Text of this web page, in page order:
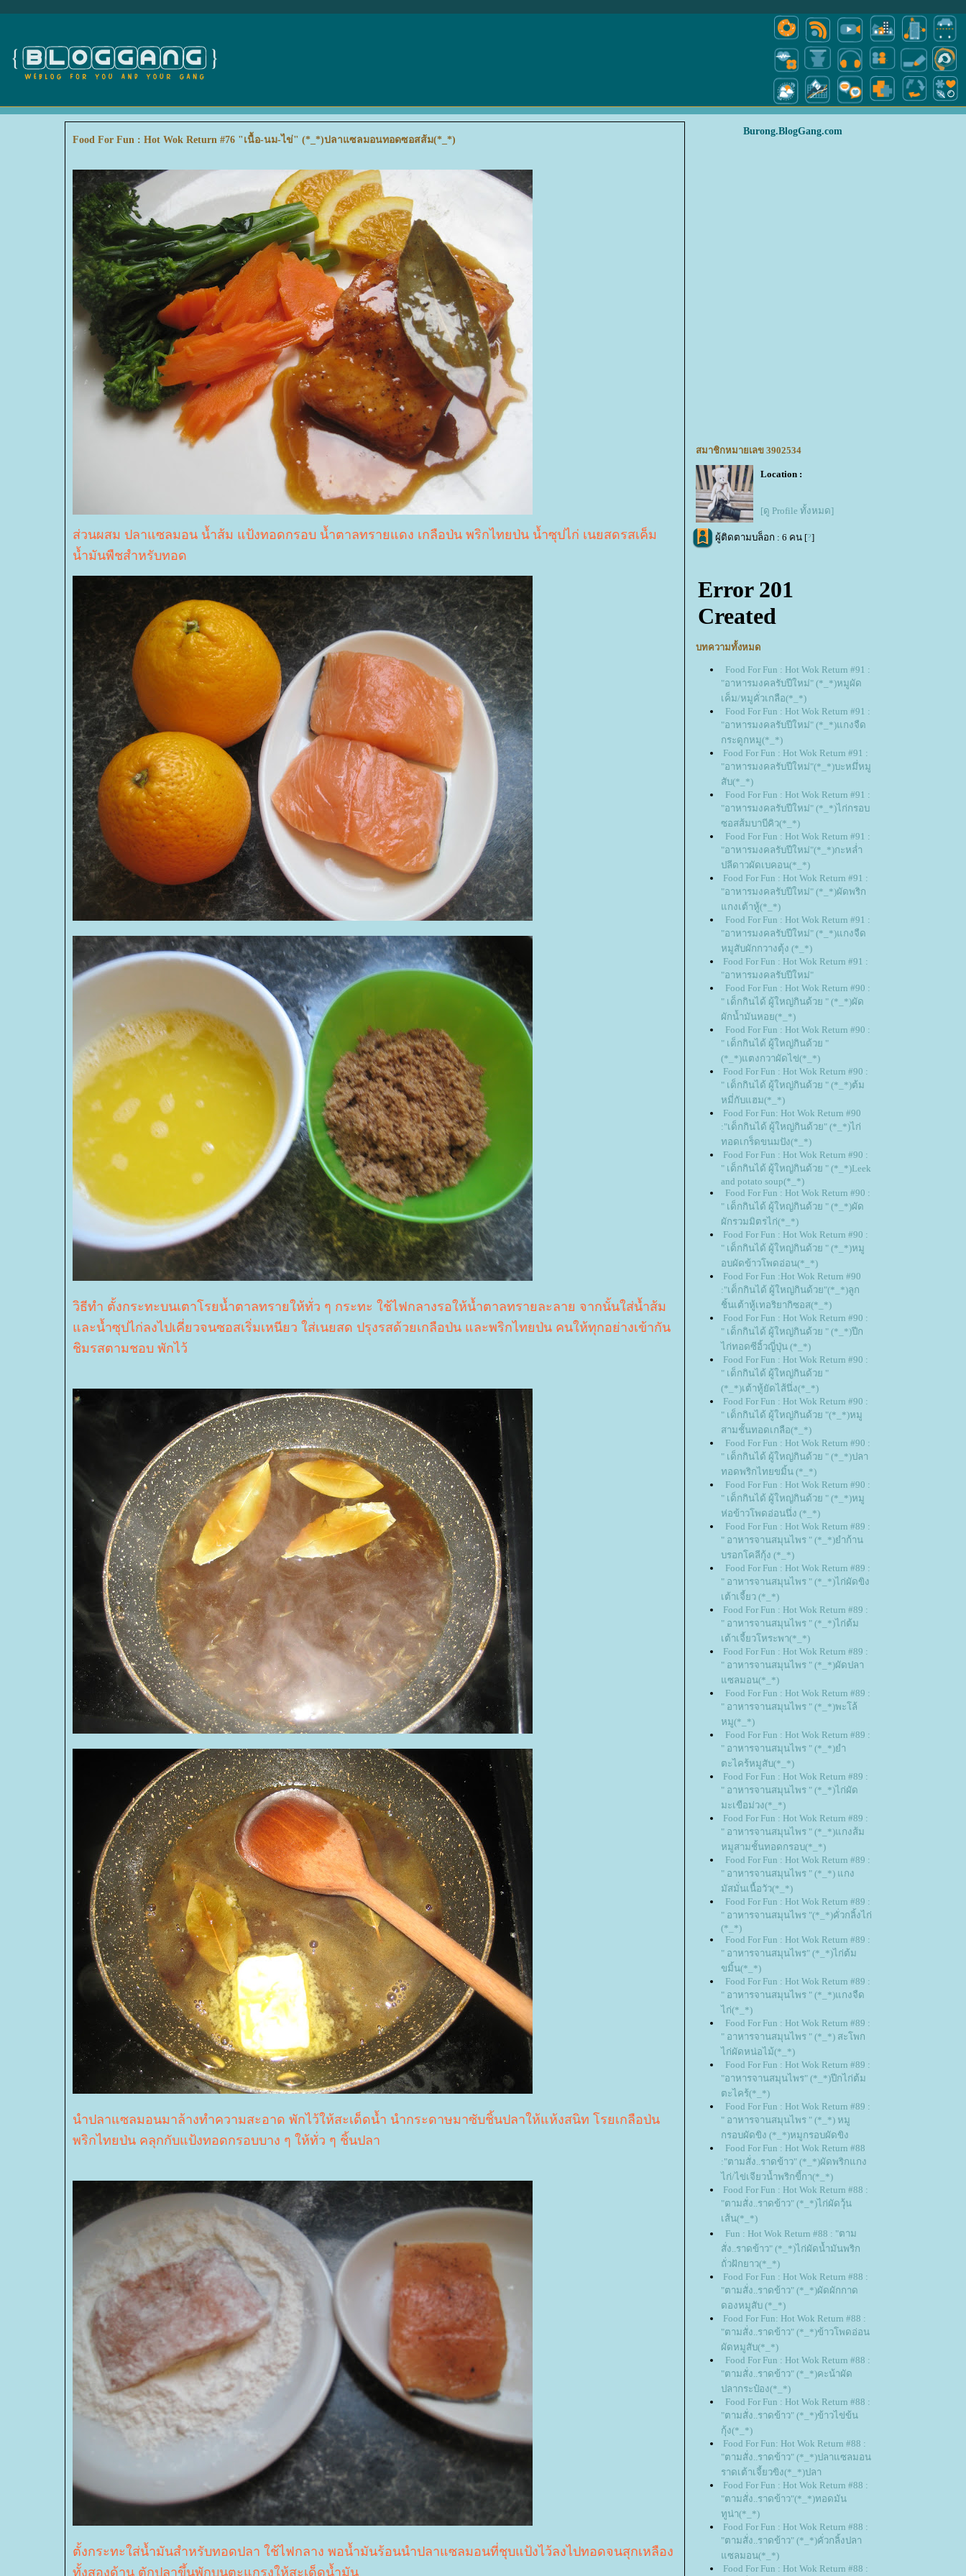
Food For Fun : Hot Wok Return #76 "เนื้อ-นม-ไข่" (*_*)ปลา​​แซลมอนทอดซอสส้ม(*_*)
ส่วนผสม ปลาแซลมอน น้ำส้ม แป้งทอดกรอบ น้ำตาลทรายแดง เกลือป่น พริกไทยป่น น้ำซุปไก่ เนยสดรสเค็ม
น้ำมันพืชสำหรับทอด
วิธีทำ ตั้งกระทะบนเตาโรยน้ำตาลทรายให้ทั่ว ๆ กระทะ ใช้ไฟกลางรอให้น้ำตาลทรายละลาย จากนั้นใส่น้ำส้ม
ละน้ำซุปไก่ลงไปเคี่ยวจนซอสเริ่มเหนียว ใส่เนยสด ปรุงรสด้วยเกลือป่น และพริกไทยป่น คนให้ทุกอย่างเข้ากัน
ชิมรสตามชอบ พักไว้
นำปลาแซลมอนมาล้างทำความสะอาด พักไว้ให้สะเด็ดน้ำ นำกระดาษมาซับชิ้นปลาให้แห้งสนิท โรยเกลือป่น
พริกไทยป่น คลุกกับแป้งทอดกรอบบาง ๆ ให้ทั่ว ๆ ชิ้นปลา
ตั้งกระทะใส่น้ำมันสำหรับทอดปลา ใช้ไฟกลาง พอน้ำมันร้อนนำปลาแซลมอนที่ชุบแป้งไว้ลงไปทอดจนสุกเหลือง
ทั้งสองด้าน ตักปลาขึ้นพักบนตะแกรงให้สะเด็ดน้ำมัน
Burong.BlogGang.com
สมาชิกหมายเลข 3902534
Location :
[ดู Profile ทั้งหมด]
ผู้ติดตามบล็อก : 6 คน [?]
บทความทั้งหมด
Food For Fun : Hot Wok Return #91 :
"อาหารมงคลรับปีใหม่" (*_*)หมูผัด
เค็ม/หมูคั่วเกลือ(*_*)
Food For Fun : Hot Wok Return #91 :
"อาหารมงคลรับปีใหม่" (*_*)แกงจืด
กระดูกหมู(*_*)
Food For Fun : Hot Wok Return #91 :
"อาหารมงคลรับปีใหม่"(*_*)บะหมึ่หมู
สับ(*_*)
Food For Fun : Hot Wok Return #91 :
"อาหารมงคลรับปีใหม่" (*_*)ไก่กรอบ
ซอสส้มบาบีคิว(*_*)
Food For Fun : Hot Wok Return #91 :
"อาหารมงคลรับปีใหม่"(*_*)กะหล่ำ
ปลีดาวผัดเบคอน(*_*)
Food For Fun : Hot Wok Return #91 :
"อาหารมงคลรับปีใหม่" (*_*)ผัดพริก
กงเต้าหู้(*_*)
Food For Fun : Hot Wok Return #91 :
"อาหารมงคลรับปีใหม่" (*_*)แกงจืด
หมูสับผักกวางตุ้ง (*_*)
Food For Fun : Hot Wok Return #91 :
"อาหารมงคลรับปีใหม่"
Food For Fun : Hot Wok Return #90 :
" เด็กกินได้ ผู้ใหญ่กินด้วย " (*_*)ผัด
ผักน้ำมันหอย(*_*)
Food For Fun : Hot Wok Return #90 :
" เด็กกินได้ ผู้ใหญ่กินด้วย "
(*_*)แตงกวาผัดไข่(*_*)
Food For Fun : Hot Wok Return #90 :
" เด็กกินได้ ผู้ใหญ่กินด้วย " (*_*)ต้ม
หมี่กับแฮม(*_*)
Food For Fun: Hot Wok Return #90
:"เด็กกินได้ ผู้ใหญ่กินด้วย" (*_*)ไก่
ทอดเกร็ดขนมปัง(*_*)
Food For Fun : Hot Wok Return #90 :
" เด็กกินได้ ผู้ใหญ่กินด้วย " (*_*)Leek
and potato soup(*_*)
Food For Fun : Hot Wok Return #90 :
" เด็กกินได้ ผู้ใหญ่กินด้วย " (*_*)ผัด
ผักรวมมิตรไก่(*_*)
Food For Fun : Hot Wok Return #90 :
" เด็กกินได้ ผู้ใหญ่กินด้วย " (*_*)หมู
อบผัดข้าวโพดอ่อน(*_*)
Food For Fun :Hot Wok Return #90
:"เด็กกินได้ ผู้ใหญ่กินด้วย"(*_*)ลูก
ชิ้นเต้าหู้เทอริยากิซอส(*_*)
Food For Fun : Hot Wok Return #90 :
" เด็กกินได้ ผู้ใหญ่กินด้วย " (*_*)ปีก
ไก่ทอดซีอิ้วญี่ปุ่น (*_*)
Food For Fun : Hot Wok Return #90 :
" เด็กกินได้ ผู้ใหญ่กินด้วย "
(*_*)เต้าหู้ยัดไส้นึ่ง(*_*)
Food For Fun : Hot Wok Return #90 :
" เด็กกินได้ ผู้ใหญ่กินด้วย "(*_*)หมู
สามชั้นทอดเกลือ(*_*)
Food For Fun : Hot Wok Return #90 :
" เด็กกินได้ ผู้ใหญ่กินด้วย " (*_*)ปลา
ทอดพริกไทยขมิ้น (*_*)
Food For Fun : Hot Wok Return #90 :
" เด็กกินได้ ผู้ใหญ่กินด้วย " (*_*)หมู
ห่อข้าวโพดอ่อนนึ่ง (*_*)
Food For Fun : Hot Wok Return #89 :
" อาหารจานสมุนไพร " (*_*)ยำก้าน
บรอกโคลีกุ้ง (*_*)
Food For Fun : Hot Wok Return #89 :
" อาหารจานสมุนไพร " (*_*)ไก่ผัดขิง
เต้าเจี้ยว (*_*)
Food For Fun : Hot Wok Return #89 :
" อาหารจานสมุนไพร " (*_*)ไก่ต้ม
เต้าเจี้ยวโหระพา(*_*)
Food For Fun : Hot Wok Return #89 :
" อาหารจานสมุนไพร " (*_*)ผัดปลา
ซลมอน(*_*)
Food For Fun : Hot Wok Return #89 :
" อาหารจานสมุนไพร " (*_*)พะโล้
หมู(*_*)
Food For Fun : Hot Wok Return #89 :
" อาหารจานสมุนไพร " (*_*)ยำ
ตะไคร้หมูสับ(*_*)
Food For Fun : Hot Wok Return #89 :
" อาหารจานสมุนไพร " (*_*)ไก่ผัด
มะเขือม่วง(*_*)
Food For Fun : Hot Wok Return #89 :
" อาหารจานสมุนไพร " (*_*)แกงส้ม
หมูสามชั้นทอดกรอบ(*_*)
Food For Fun : Hot Wok Return #89 :
" อาหารจานสมุนไพร " (*_*) แกง
มัสมั่นเนื้อวัว(*_*)
Food For Fun : Hot Wok Return #89 :
" อาหารจานสมุนไพร "(*_*)คั่วกลิ้งไก่
(*_*)
Food For Fun : Hot Wok Return #89 :
" อาหารจานสมุนไพร" (*_*)ไก่ต้ม
ขมิ้น(*_*)
Food For Fun : Hot Wok Return #89 :
" อาหารจานสมุนไพร " (*_*)แกงจืด
ไก่(*_*)
Food For Fun : Hot Wok Return #89 :
" อาหารจานสมุนไพร " (*_*) สะโพก
ไก่ผัดหน่อไม้(*_*)
Food For Fun : Hot Wok Return #89 :
"อาหารจานสมุนไพร" (*_*)ปีกไก่ต้ม
ตะไคร้(*_*)
Food For Fun : Hot Wok Return #89 :
" อาหารจานสมุนไพร " (*_*) หมู
กรอบผัดขิง (*_*)หมูกรอบผัดขิง
Food For Fun : Hot Wok Return #88
:"ตามสั่ง..ราดข้าว" (*_*)ผัดพริกแกง
ไก่/ไข่เจียวน้ำพริกขี้กา(*_*)
Food For Fun : Hot Wok Return #88 :
"ตามสั่ง..ราดข้าว" (*_*)ไก่ผัดวุ้น
เส้น(*_*)
Fun : Hot Wok Return #88 : "ตาม
สั่ง..ราดข้าว" (*_*)ไก่ผัดน้ำมันพริก
ถั่วฝักยาว(*_*)
Food For Fun : Hot Wok Return #88 :
"ตามสั่ง..ราดข้าว" (*_*)ผัดผักกาด
ดองหมูสับ (*_*)
Food For Fun: Hot Wok Return #88 :
"ตามสั่ง..ราดข้าว" (*_*)ข้าวโพดอ่อน
ผัดหมูสับ(*_*)
Food For Fun : Hot Wok Return #88 :
"ตามสั่ง..ราดข้าว" (*_*)คะน้าผัด
ปลากระป๋อง(*_*)
Food For Fun : Hot Wok Return #88 :
"ตามสั่ง..ราดข้าว" (*_*)ข้าวไข่ข้น
กุ้ง(*_*)
Food For Fun: Hot Wok Return #88 :
"ตามสั่ง..ราดข้าว" (*_*)ปลาแซลมอน
ราดเต้าเจี้ยวขิง(*_*)ปลา
Food For Fun : Hot Wok Return #88 :
"ตามสั่ง..ราดข้าว"(*_*)ทอดมัน
ทูน่า(*_*)
Food For Fun : Hot Wok Return #88 :
"ตามสั่ง..ราดข้าว" (*_*)คั่วกลิ้งปลา
ซลมอน(*_*)
Food For Fun : Hot Wok Return #88 :